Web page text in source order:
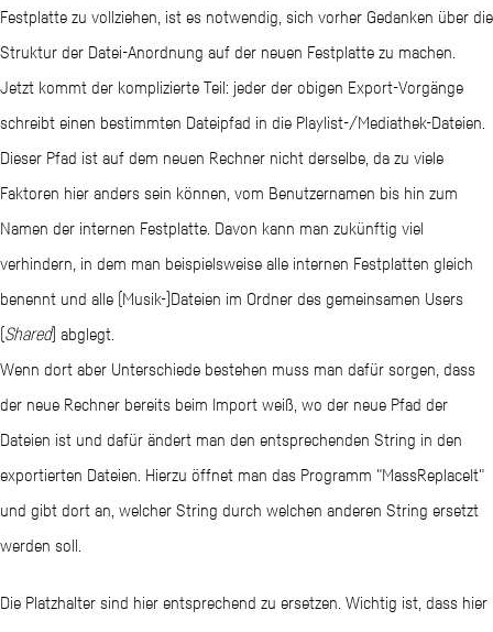
Festplatte zu vollziehen, ist es notwendig, sich vorher Gedanken über die
Struktur der Datei-Anordnung auf der neuen Festplatte zu machen.
Jetzt kommt der komplizierte Teil: jeder der obigen Export-Vorgänge
schreibt einen bestimmten Dateipfad in die Playlist-/Mediathek-Dateien.
Dieser Pfad ist auf dem neuen Rechner nicht derselbe, da zu viele
Faktoren hier anders sein können, vom Benutzernamen bis hin zum
Namen der internen Festplatte. Davon kann man zukünftig viel
verhindern, in dem man beispielsweise alle internen Festplatten gleich
benennt und alle (Musik-)Dateien im Ordner des gemeinsamen Users
(Shared) abglegt.
Wenn dort aber Unterschiede bestehen muss man dafür sorgen, dass
der neue Rechner bereits beim Import weiß, wo der neue Pfad der
Dateien ist und dafür ändert man den entsprechenden String in den
exportierten Dateien. Hierzu öffnet man das Programm "MassReplaceIt"
und gibt dort an, welcher String durch welchen anderen String ersetzt
werden soll.
Die Platzhalter sind hier entsprechend zu ersetzen. Wichtig ist, dass hier